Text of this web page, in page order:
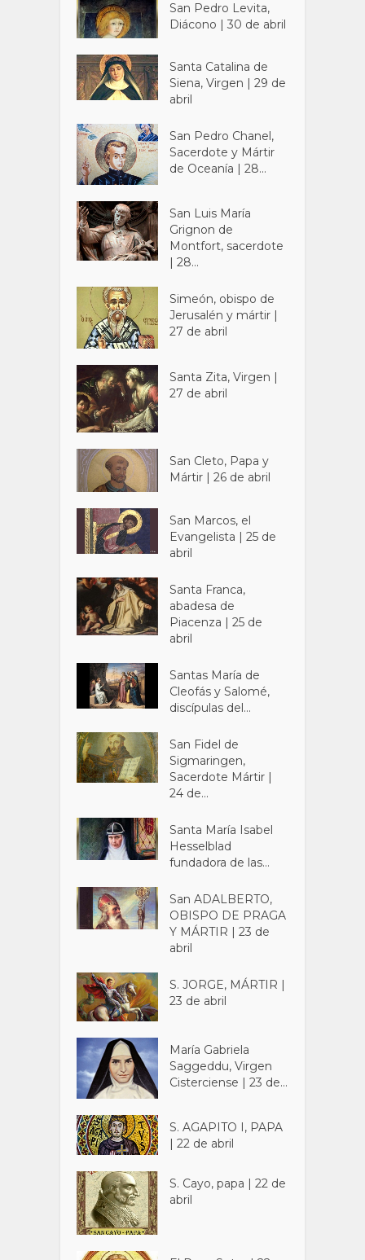
San Pedro Levita,
Diácono | 30 de abril
Santa Catalina de
Siena, Virgen | 29 de
abril
San Pedro Chanel,
Sacerdote y Mártir
de Oceanía | 28...
San Luis María
Grignon de
Montfort, sacerdote
| 28...
Simeón, obispo de
Jerusalén y mártir |
27 de abril
Santa Zita, Virgen |
27 de abril
San Cleto, Papa y
Mártir | 26 de abril
San Marcos, el
Evangelista | 25 de
abril
Santa Franca,
abadesa de
Piacenza | 25 de
abril
Santas María de
Cleofás y Salomé,
discípulas del...
San Fidel de
Sigmaringen,
Sacerdote Mártir |
24 de...
Santa María Isabel
Hesselblad
fundadora de las...
San ADALBERTO,
OBISPO DE PRAGA
Y MÁRTIR | 23 de
abril
S. JORGE, MÁRTIR |
23 de abril
María Gabriela
Saggeddu, Virgen
Cisterciense | 23 de...
S. AGAPITO I, PAPA
| 22 de abril
S. Cayo, papa | 22 de
abril